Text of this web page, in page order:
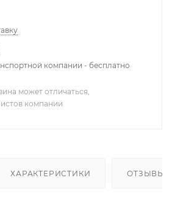
компании - бесплатно
может отличаться,
компании
ХАРАКТЕРИСТИКИ ОТЗЫВЫ